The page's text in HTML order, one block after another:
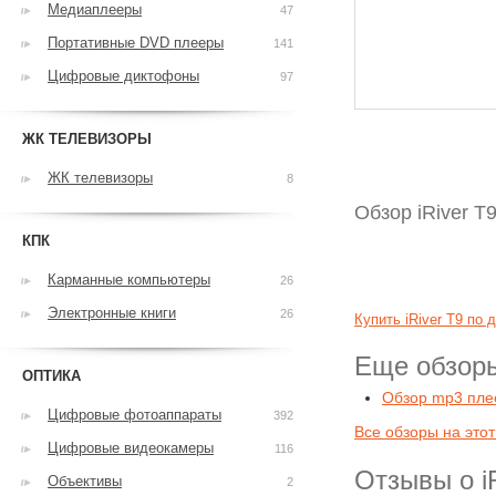
Обзор iRiver T9
Купить iRiver T9 по
Еще
Обзор mp3
Все обзоры на
Отзывы о
Медиаплееры 47
Портативные DVD плееры 141
Цифровые диктофоны 97
ЖК ТЕЛЕВИЗОРЫ
ЖК телевизоры 8
КПК
Карманные компьютеры 26
Электронные книги 26
ОПТИКА
Цифровые фотоаппараты 392
Цифровые видеокамеры 116
Объективы 2